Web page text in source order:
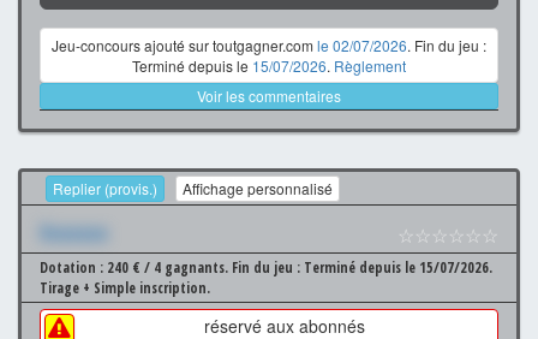
Jeu-concours ajouté sur toutgagner.com le 02/07/2026. Fin du jeu :
Terminé depuis le 15/07/2026. Règlement
Voir les commentaires
Replier (provis.) Affichage personnalisé
Xxxxxxx ☆☆☆☆☆☆
Dotation : 240 € / 4 gagnants. Fin du jeu : Terminé depuis le 15/07/2026.
Tirage + Simple inscription.
réservé aux abonnés